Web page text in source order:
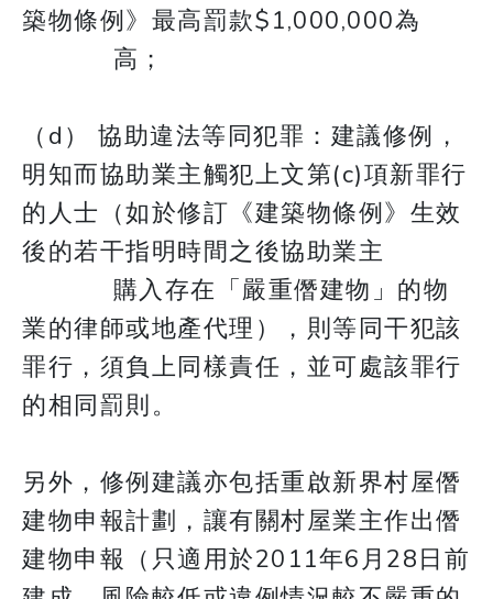
築物條例》最高罰款$1,000,000為
高；
（d） 協助違法等同犯罪：建議修例，
明知而協助業主觸犯上文第(c)項新罪行
的人士（如於修訂《建築物條例》生效
後的若干指明時間之後協助業主
​​​​​​​ 購入存在「嚴重僭建物」的物
業的律師或地產代理），則等同干犯該
罪行，須負上同樣責任，並可處該罪行
的相同罰則。
另外，修例建議亦包括重啟新界村屋僭
建物申報計劃，讓有關村屋業主作出僭
建物申報（只適用於2011年6月28日前